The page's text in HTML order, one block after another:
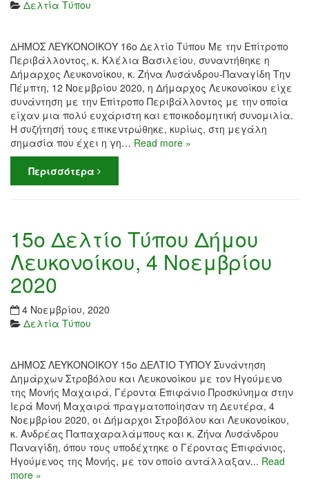
Δελτία Τύπου
ΔΗΜΟΣ ΛΕΥΚΟΝΟΙΚΟΥ 16ο Δελτίο Τύπου Με την Επίτροπο
Περιβάλλοντος, κ. Κλέλια Βασιλείου, συναντήθηκε η
Δήμαρχος Λευκονοίκου, κ. Ζήνα Λυσάνδρου-Παναγίδη Την
Πέμπτη, 12 Νοεμβρίου 2020, η Δήμαρχος Λευκονοίκου είχε
συνάντηση με την Επίτροπο Περιβάλλοντος με την οποία
είχαν μια πολύ ευχάριστη και εποικοδομητική συνομιλία.
Η συζήτησή τους επικεντρώθηκε, κυρίως, στη μεγάλη
σημασία που έχει η γη… Read more »
Περισσότερα
15ο Δελτίο Τύπου Δήμου
Λευκονοίκου, 4 Νοεμβρίου
2020
4 Νοεμβρίου, 2020
Δελτία Τύπου
ΔΗΜΟΣ ΛΕΥΚΟΝΟΙΚΟΥ 15ο ΔΕΛΤΙΟ ΤΥΠΟΥ Συνάντηση
Δημάρχων Στροβόλου και Λευκονοίκου με τον Ηγούμενο
της Μονής Μαχαιρά, Γέροντα Επιφάνιο Προσκύνημα στην
Ιερά Μονή Μαχαιρά πραγματοποίησαν τη Δευτέρα, 4
Νοεμβρίου 2020, οι Δήμαρχοι Στροβόλου και Λευκονοίκου,
κ. Ανδρέας Παπαχαραλάμπους και κ. Ζήνα Λυσάνδρου
Παναγίδη, όπου τους υποδέχτηκε ο Γέροντας Επιφάνιος,
Ηγούμενος της Μονής, με τον οποίο αντάλλαξαν... Read
more »